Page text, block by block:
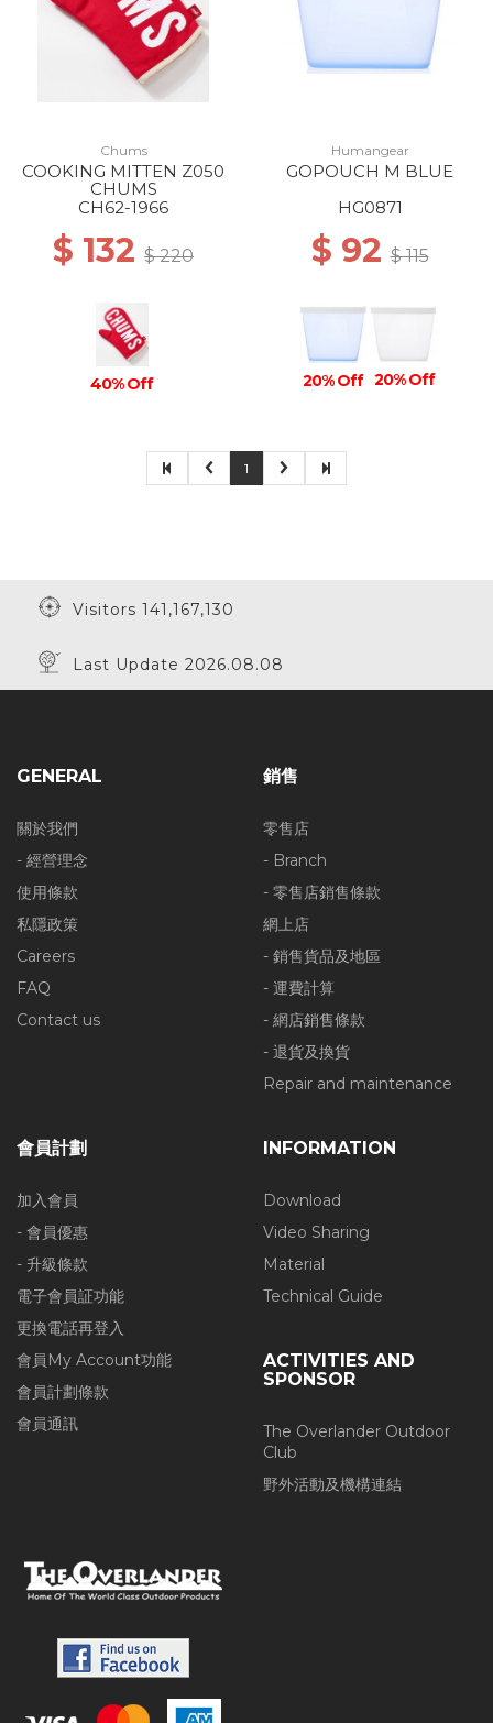
Chums
COOKING MITTEN Z050
CHUMS
CH62-1966
$ 132 $ 220
40% Off
Humangear
GOPOUCH M BLUE
HG0871
$ 92$ 115
20% Off 20% Off
1
Visitors 141,167,130
Last Update 2026.08.08
GENERAL
關於我們
- 經營理念
使用條款
私隱政策
Careers
FAQ
Contact us
銷售
零售店
- Branch
- 零售店銷售條款
網上店
- 銷售貨品及地區
- 運費計算
- 網店銷售條款
- 退貨及換貨
Repair and maintenance
會員計劃
加入會員
- 會員優惠
- 升級條款
電子會員証功能
更換電話再登入
會員My Account功能
會員計劃條款
會員通訊
INFORMATION
Download
Video Sharing
Material
Technical Guide
ACTIVITIES AND
SPONSOR
The Overlander Outdoor
Club
野外活動及機構連結